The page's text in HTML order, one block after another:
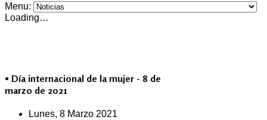
Menu:
Loading…
• Día internacional de la mujer - 8 de
marzo de 2021
Lunes, 8 Marzo 2021